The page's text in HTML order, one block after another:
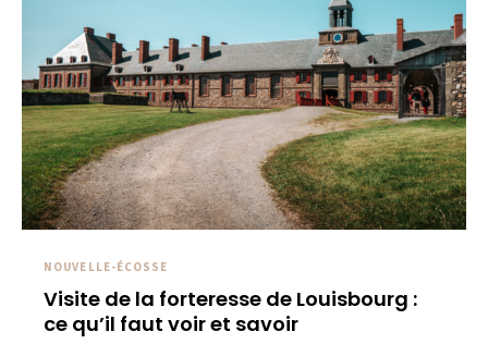
NOUVELLE-ÉCOSSE
Visite de la forteresse de Louisbourg :
ce qu’il faut voir et savoir